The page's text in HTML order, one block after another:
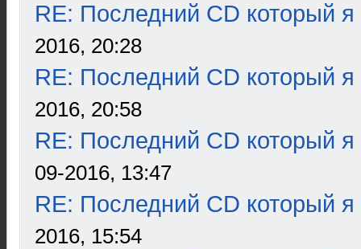
RE: Последний CD который я
2016, 20:28
RE: Последний CD который я
2016, 20:58
RE: Последний CD который я
09-2016, 13:47
RE: Последний CD который я
2016, 15:54